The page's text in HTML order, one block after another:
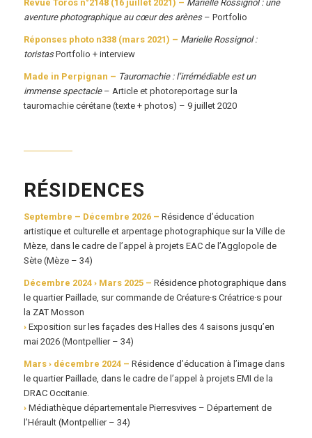
Revue Toros n°2148 (16 juillet 2021) – Marielle Rossignol : une
aventure photographique au cœur des arènes – Portfolio
Réponses photo n338 (mars 2021) – Marielle Rossignol :
toristasPortfolio + interview
Made in Perpignan – Tauromachie : l’irrémédiable est un
immense spectacle– Article et photoreportage sur la
tauromachie cérétane (texte + photos) – 9 juillet 2020
RÉSIDENCES
Septembre – Décembre 2026 – Résidence d’éducation
artistique et culturelle et arpentage photographique sur la Ville de
Mèze, dans le cadre de l’appel à projets EAC de l’Agglopole de
Sète (Mèze – 34)
Décembre 2024 › Mars 2025 – Résidence photographique dans
le quartier Paillade, sur commande de Créature·s Créatrice·s pour
la ZAT Mosson
›Exposition sur les façades des Halles des 4 saisons jusqu’en
mai 2026 (Montpellier – 34)
Mars › décembre 2024 – Résidence d’éducation à l’image dans
le quartier Paillade, dans le cadre de l’appel à projets EMI de la
DRAC Occitanie.
›Médiathèque départementale Pierresvives – Département de
l’Hérault (Montpellier – 34)